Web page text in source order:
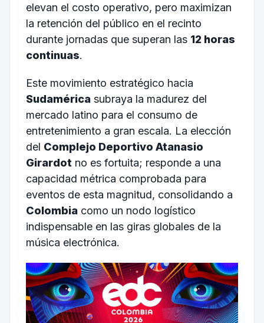
elevan el costo operativo, pero maximizan
la retención del público en el recinto
durante jornadas que superan las 12 horas
continuas.
Este movimiento estratégico hacia
Sudaméricasubraya la madurez del
mercado latino para el consumo de
entretenimiento a gran escala. La elección
del Complejo Deportivo Atanasio
Girardotno es fortuita; responde a una
capacidad métrica comprobada para
eventos de esta magnitud, consolidando a
Colombiacomo un nodo logístico
indispensable en las giras globales de la
música electrónica.